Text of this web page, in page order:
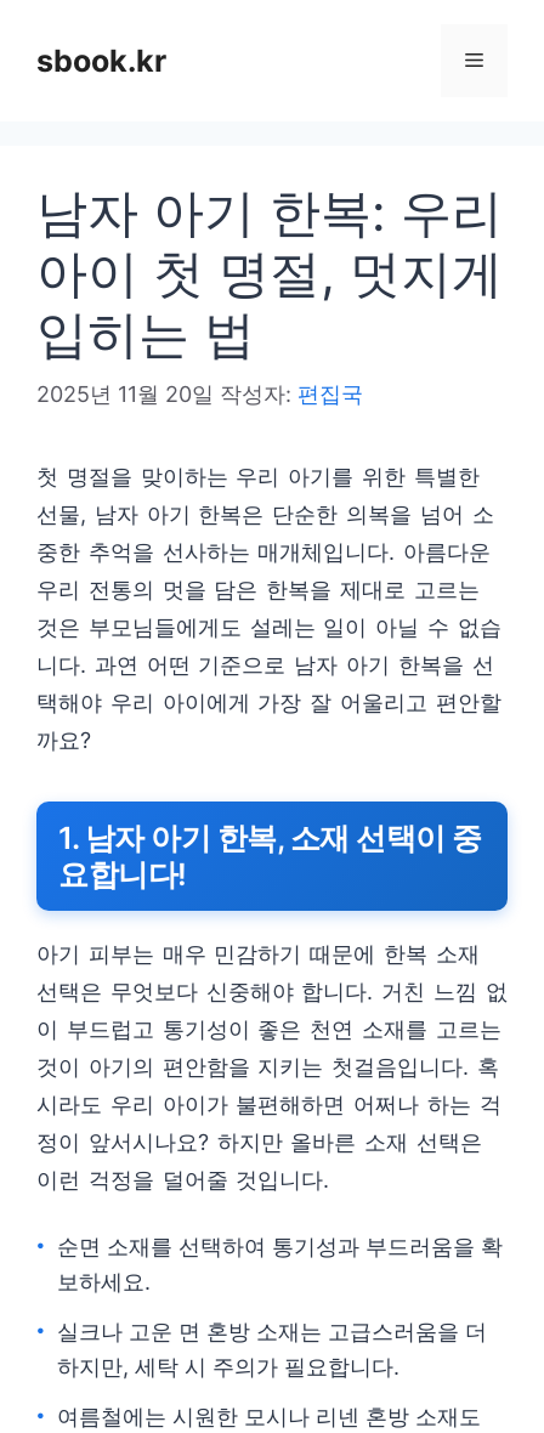
sbook.kr 메
남자 아기 한복: 우리
아이 첫 명절, 멋지게
입히는 법
2025년 11월 20일 작성자: 편집국
첫 명절을 맞이하는 우리 아기를 위한 특별한
선물, 남자 아기 한복은 단순한 의복을 넘어 소
중한 추억을 선사하는 매개체입니다. 아름다운
우리 전통의 멋을 담은 한복을 제대로 고르는
것은 부모님들에게도 설레는 일이 아닐 수 없습
니다. 과연 어떤 기준으로 남자 아기 한복을 선
택해야 우리 아이에게 가장 잘 어울리고 편안할
까요?
1. 남자 아기 한복, 소재 선택이 중
요합니다!
아기 피부는 매우 민감하기 때문에 한복 소재
선택은 무엇보다 신중해야 합니다. 거친 느낌 없
이 부드럽고 통기성이 좋은 천연 소재를 고르는
것이 아기의 편안함을 지키는 첫걸음입니다. 혹
시라도 우리 아이가 불편해하면 어쩌나 하는 걱
정이 앞서시나요? 하지만 올바른 소재 선택은
이런 걱정을 덜어줄 것입니다.
순면 소재를 선택하여 통기성과 부드러움을 확
보하세요.
실크나 고운 면 혼방 소재는 고급스러움을 더
하지만, 세탁 시 주의가 필요합니다.
여름철에는 시원한 모시나 리넨 혼방 소재도